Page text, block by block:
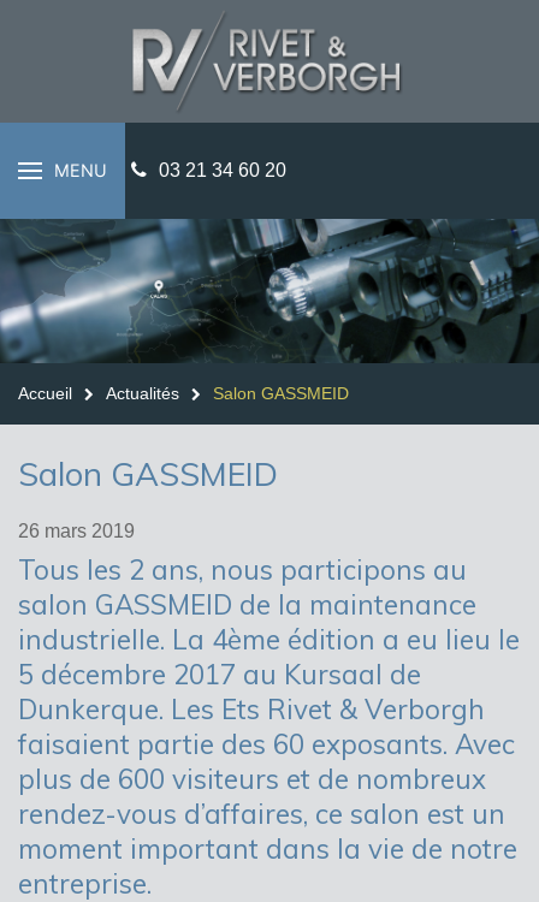
MENU 03 21 34 60 20
Accueil Actualités Salon GASSMEID
Salon GASSMEID
26 mars 2019
Tous les 2 ans, nous participons au
salon GASSMEID de la maintenance
industrielle. La 4ème édition a eu lieu le
5 décembre 2017 au Kursaal de
Dunkerque. Les Ets Rivet & Verborgh
faisaient partie des 60 exposants. Avec
plus de 600 visiteurs et de nombreux
rendez-vous d’affaires, ce salon est un
moment important dans la vie de notre
entreprise.